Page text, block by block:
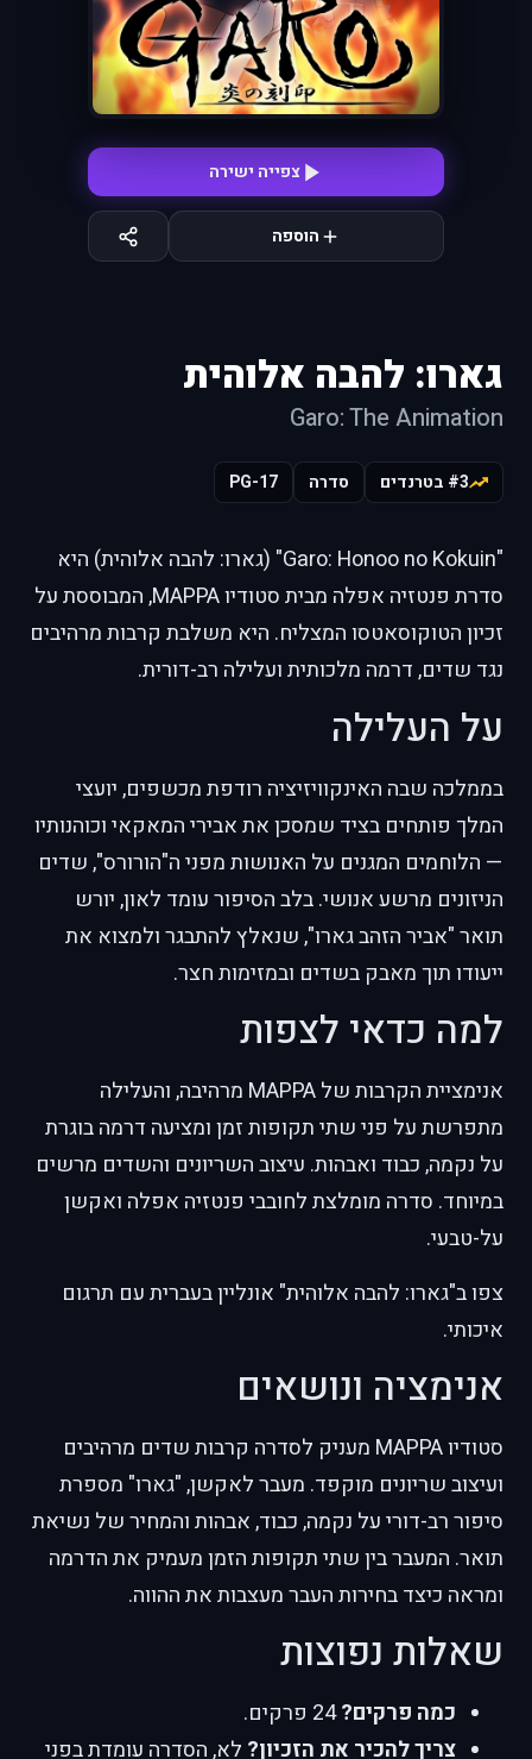
צפייה ישירה
הוספה
גארו: להבה אלוהית
Garo: The Animation
#3 בטרנדים סדרה PG-17
"Garo: Honoo no Kokuin" (גארו: להבה אלוהית) היא
סדרת פנטזיה אפלה מבית סטודיו MAPPA, המבוססת על
זכיון הטוקוסאטסו המצליח. היא משלבת קרבות מרהיבים
נגד שדים, דרמה מלכותית ועלילה רב-דורית.
על העלילה
בממלכה שבה האינקוויזיציה רודפת מכשפים, יועצי
המלך פותחים בציד שמסכן את אבירי המאקאי וכוהנותיו
— הלוחמים המגנים על האנושות מפני ה"הורורס", שדים
הניזונים מרשע אנושי. בלב הסיפור עומד לאון, יורש
תואר "אביר הזהב גארו", שנאלץ להתבגר ולמצוא את
ייעודו תוך מאבק בשדים ובמזימות חצר.
למה כדאי לצפות
אנימציית הקרבות של MAPPA מרהיבה, והעלילה
מתפרשת על פני שתי תקופות זמן ומציעה דרמה בוגרת
על נקמה, כבוד ואבהות. עיצוב השריונים והשדים מרשים
במיוחד. סדרה מומלצת לחובבי פנטזיה אפלה ואקשן
על-טבעי.
צפו ב"גארו: להבה אלוהית" אונליין בעברית עם תרגום
איכותי.
אנימציה ונושאים
סטודיו MAPPA מעניק לסדרה קרבות שדים מרהיבים
ועיצוב שריונים מוקפד. מעבר לאקשן, "גארו" מספרת
סיפור רב-דורי על נקמה, כבוד, אבהות והמחיר של נשיאת
תואר. המעבר בין שתי תקופות הזמן מעמיק את הדרמה
ומראה כיצד בחירות העבר מעצבות את ההווה.
שאלות נפוצות
כמה פרקים?24 פרקים.
צריך להכיר את הזכיון? לא, הסדרה עומדת בפני